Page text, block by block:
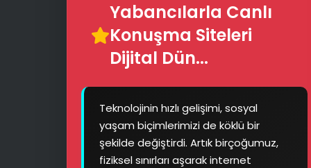
Yabancılarla Canlı
Konuşma Siteleri
Dijital Dün...
Teknolojinin hızlı gelişimi, sosyal
yaşam biçimlerimizi de köklü bir
şekilde değiştirdi. Artık birçoğumuz,
fiziksel sınırları aşarak internet